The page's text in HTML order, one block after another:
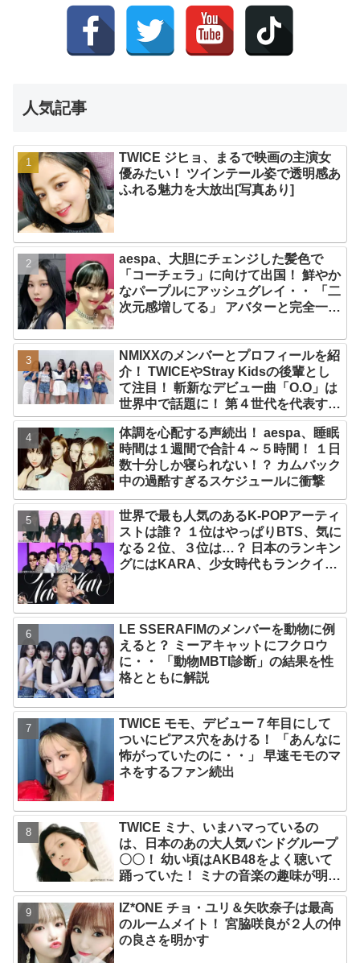
人気記事
TWICE ジヒョ、まるで映画の主演女
優みたい！ ツインテール姿で透明感あ
ふれる魅力を大放出[写真あり]
aespa、大胆にチェンジした髪色で
「コーチェラ」に向けて出国！ 鮮やか
なパープルにアッシュグレイ・・ 「二
次元感増してる」 アバターと完全一致
NMIXXのメンバーとプロフィールを紹
介！ TWICEやStray Kidsの後輩とし
て注目！ 斬新なデビュー曲「O.O」は
世界中で話題に！ 第４世代を代表する
美女ソリュンをはじめ、全員ビジュア
ルメンバーといわれるその魅力をチェ
ック
体調を心配する声続出！ aespa、睡眠
時間は１週間で合計４～５時間！ １日
数十分しか寝られない！？ カムバック
中の過酷すぎるスケジュールに衝撃
世界で最も人気のあるK-POPアーティ
ストは誰？ １位はやっぱりBTS、気に
なる２位、３位は…？ 日本のランキン
グにはKARA、少女時代もランクイ
LE SSERAFIMのメンバーを動物に例
えると？ ミーアキャットにフクロウ
に・・ 「動物MBTI診断」の結果を性
格とともに解説
TWICE モモ、デビュー７年目にして
ついにピアス穴をあける！ 「あんなに
怖がっていたのに・・」 早速モモのマ
ネをするファン続出
TWICE ミナ、いまハマっているの
は、日本のあの大人気バンドグループ
〇〇！ 幼い頃はAKB48をよく聴いて
踊っていた！ ミナの音楽の趣味が明ら
かに
IZ*ONE チョ・ユリ＆矢吹奈子は最高
のルームメイト！ 宮脇咲良が２人の仲
の良さを明かす